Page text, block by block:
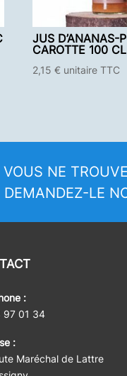
JUS D’ANANAS-
CAROTTE 100
2,15€ unitaire TTC
VOUS NE
DEMANDEZ-LE
:
97 01 34
:
Maréchal de Lattre